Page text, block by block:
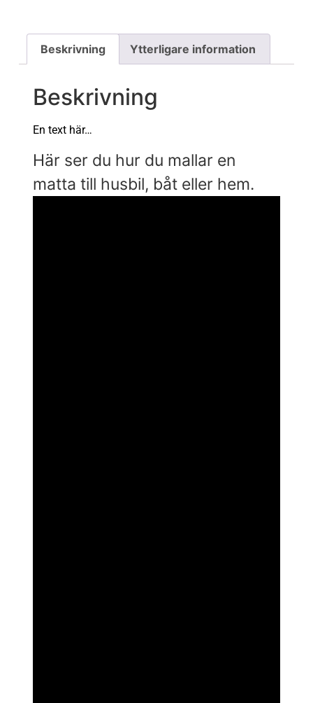
Beskrivning Ytterligare information
Beskrivning
En text här…
Här ser du hur du mallar en
matta till husbil, båt eller hem.